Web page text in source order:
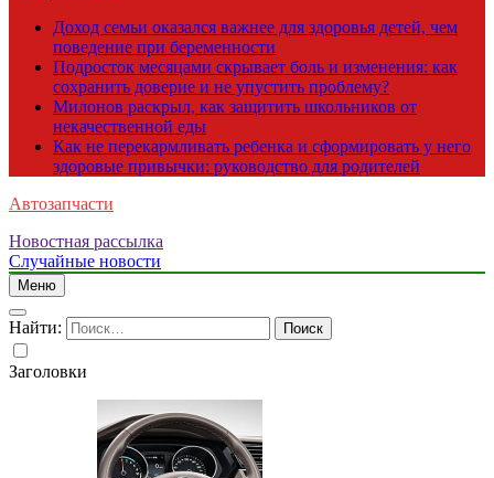
Доход семьи оказался важнее для здоровья детей, чем
поведение при беременности
Подросток месяцами скрывает боль и изменения: как
сохранить доверие и не упустить проблему?
Милонов раскрыл, как защитить школьников от
некачественной еды
Как не перекармливать ребенка и сформировать у него
здоровые привычки: руководство для родителей
Автозапчасти
Новостная рассылка
Случайные новости
Меню
Найти:
Заголовки